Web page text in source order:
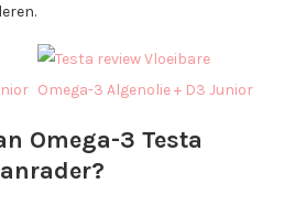
Omega-3 Testa